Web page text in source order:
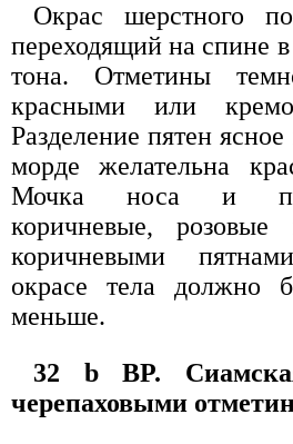
Окрас шерстного
переходящий на спине
тона. Отметины
красными или
Разделение пятен
морде желательна
Мочка носа и
коричневые,
коричневыми
окрасе тела должно
меньше.
32 b BP.
черепаховыми